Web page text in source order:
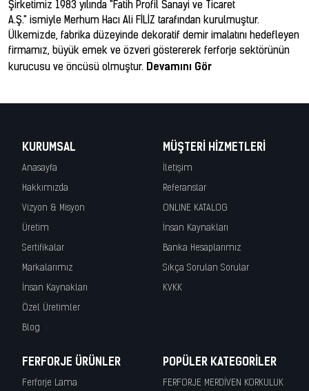
Şirketimiz 1983 yılında "Fatih Profil Sanayi ve Ticaret
A.Ş." ismiyle Merhum Hacı Ali FİLİZ tarafından kurulmuştur.
Ülkemizde, fabrika düzeyinde dekoratif demir imalatını hedefleyen
firmamız, büyük emek ve özveri göstererek ferforje sektörünün
kurucusu ve öncüsü olmuştur. Devamını Gör
KURUMSAL
Anasayfa
Hakkımızda
Vizyon & Misyon
Üretim
Sertifikalar
Markalarımız
İnsan Kaynakları
Özel Üretimler
Blog
MÜŞTERI HIZMETLERI
İletişim
Referanslar
ONLINE KATALOG
İnsan Kaynakları
Banka Hesaplarımız
Sıkça Sorulan Sorular
KVKK
FERFORJE ÜRÜNLER
Ferforje Lama
POPÜLER KATEGORILER
FERFORJE MERDİVEN KORKULUK